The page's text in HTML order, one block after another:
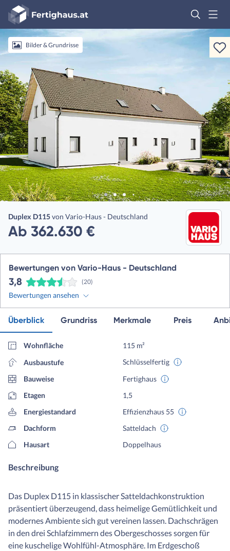
Fertighaus
Logo
AnmeldenBilder & Grundrisse
Duplex D115von Vario-Haus - Deutschland
Ab 362.630 €
Bewertungen von Vario-Haus - Deutschland
3,8 (20)
Bewertungen ansehen
Überblick Grundriss Merkmale Preis
Wohnfläche
115 m²
Ausbaustufe
Schlüsselfertig
Bauweise
Fertighaus
Etagen
1,5
Energiestandard
Effizienzhaus 55
Dachform
Satteldach
Hausart
Doppelhaus
Beschreibung
Das Duplex D115 in klassischer Satteldachkonstruktion
präsentiert überzeugend, dass heimelige Gemütlichkeit und
modernes Ambiente sich gut vereinen lassen. Dachschrägen
in den drei Schlafzimmern des Obergeschosses sorgen für
eine kuschelige Wohlfühl-Atmosphäre. Im Erdgeschoß